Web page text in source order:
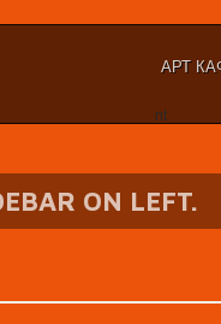
АРТ
nt
ON LEFT.